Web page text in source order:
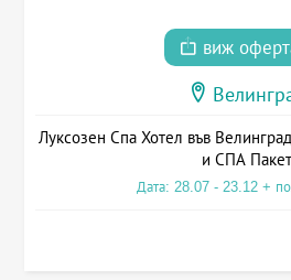
виж
Луксозен Спа Хотел във
и СПА Пакет
Дата: 28.07 - 23.12 +